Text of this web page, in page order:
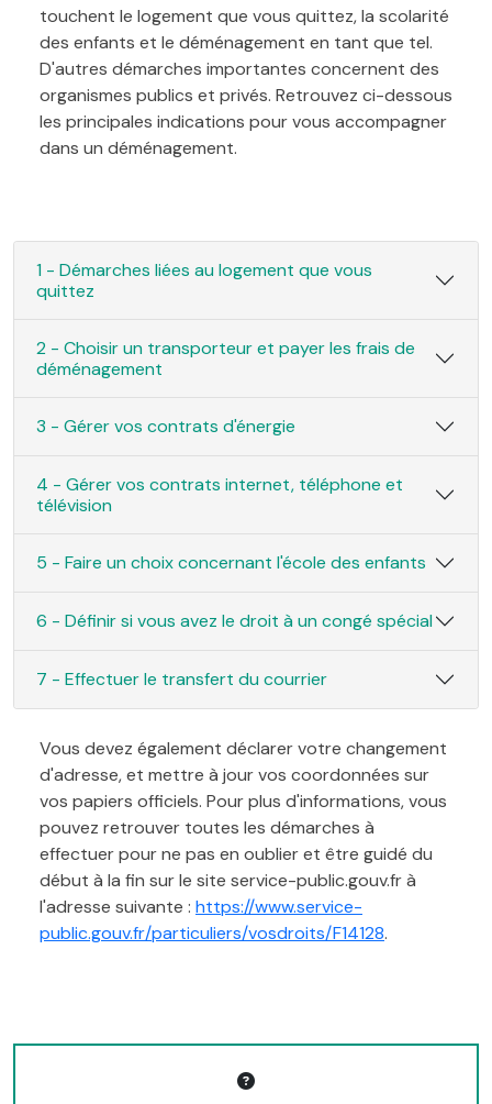
touchent le logement que vous quittez, la scolarité
des enfants et le déménagement en tant que tel.
D'autres démarches importantes concernent des
organismes publics et privés. Retrouvez ci-dessous
les principales indications pour vous accompagner
dans un déménagement.
1 - Démarches liées au logement que vous
quittez
2 - Choisir un transporteur et payer les frais de
déménagement
3 - Gérer vos contrats d'énergie
4 - Gérer vos contrats internet, téléphone et
télévision
5 - Faire un choix concernant l'école des enfants
6 - Définir si vous avez le droit à un congé spécial
7 - Effectuer le transfert du courrier
Vous devez également déclarer votre changement
d'adresse, et mettre à jour vos coordonnées sur
vos papiers officiels. Pour plus d'informations, vous
pouvez retrouver toutes les démarches à
effectuer pour ne pas en oublier et être guidé du
début à la fin sur le site service-public.gouv.fr à
l'adresse suivante : https://www.service-
public.gouv.fr/particuliers/vosdroits/F14128.